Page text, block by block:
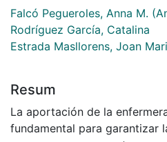
Falcó Pegueroles, Anna M.
Rodríguez García, Catalina
Estrada Masllorens, Joan
Resum
La aportación de la
fundamental para garantizar